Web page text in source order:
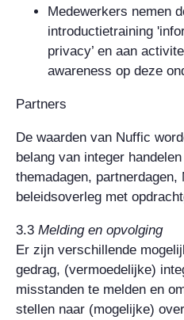
Medewerkers nemen
introductietraining
privacy’ en aan
awareness op deze
Partners
De waarden van Nuffic
belang van integer
themadagen,
beleidsoverleg met
3.3 Melding en opvolging
Er zijn verschillende
gedrag, (vermoedelijke)
misstanden te melden en
stellen naar (mogelijke)